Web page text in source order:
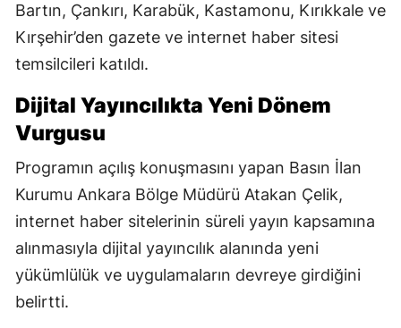
Bartın, Çankırı, Karabük, Kastamonu, Kırıkkale ve
Kırşehir’den gazete ve internet haber sitesi
temsilcileri katıldı.
Dijital Yayıncılıkta Yeni Dönem
Vurgusu
Programın açılış konuşmasını yapan Basın İlan
Kurumu Ankara Bölge Müdürü Atakan Çelik,
internet haber sitelerinin süreli yayın kapsamına
alınmasıyla dijital yayıncılık alanında yeni
yükümlülük ve uygulamaların devreye girdiğini
belirtti.